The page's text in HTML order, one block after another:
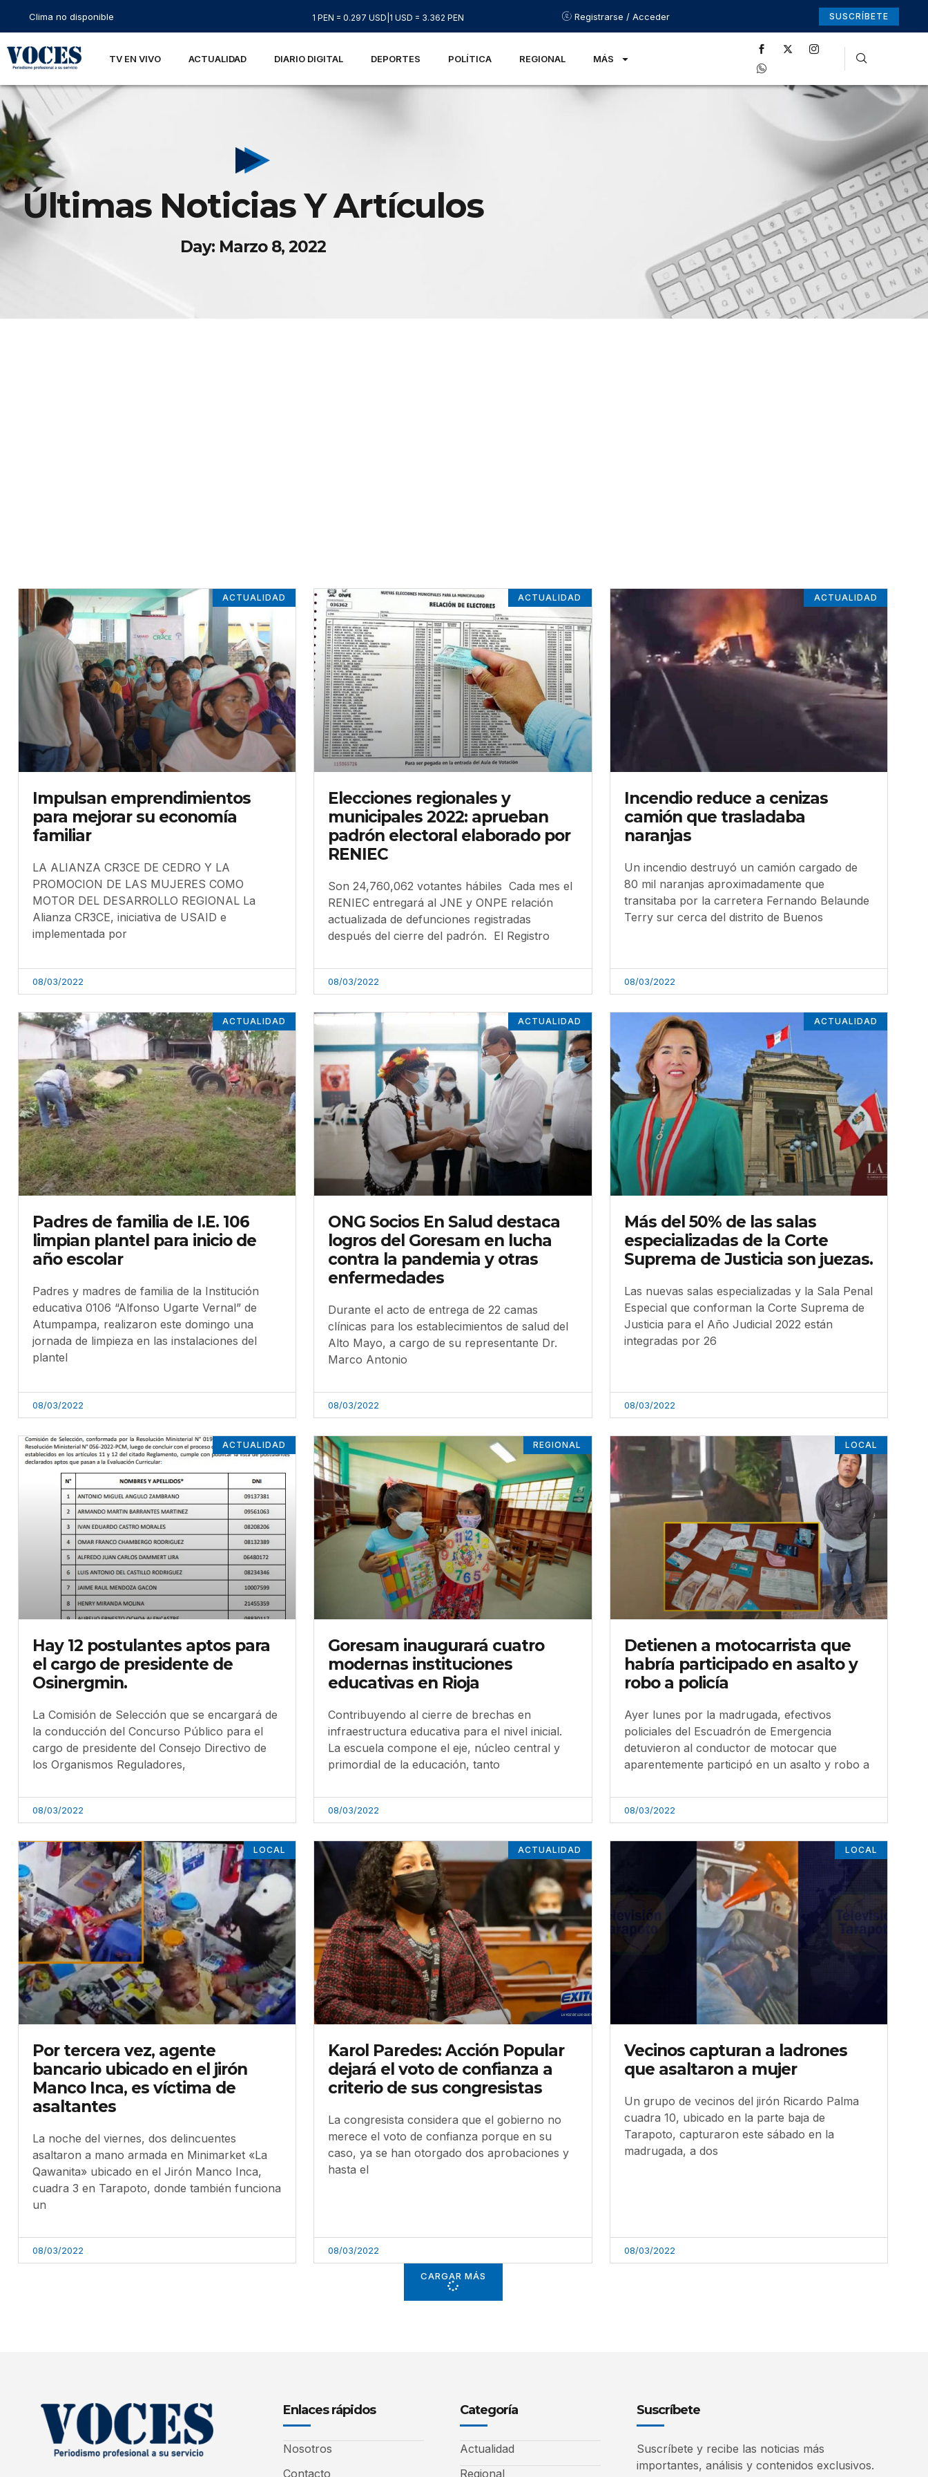
Clima no disponible 1 PEN = 0.297 USD 1 USD = 3.362 PEN Registrarse / Acceder SUSCRÍBETE
TV EN VIVO ACTUALIDAD DIARIO DIGITAL DEPORTES POLÍTICA REGIONAL MÁS
Últimas Noticias Y Artículos
Day: Marzo 8, 2022
ACTUALIDAD
Impulsan emprendimientos
para mejorar su economía
familiar
LA ALIANZA CR3CE DE CEDRO Y LA
PROMOCION DE LAS MUJERES COMO
MOTOR DEL DESARROLLO REGIONAL La
Alianza CR3CE, iniciativa de USAID e
implementada por
08/03/2022
ACTUALIDAD
Elecciones regionales y
municipales 2022: aprueban
padrón electoral elaborado por
RENIEC
Son 24,760,062 votantes hábiles Cada mes el
RENIEC entregará al JNE y ONPE relación
actualizada de defunciones registradas
después del cierre del padrón. El Registro
08/03/2022
ACTUALIDAD
Incendio reduce a cenizas
camión que trasladaba
naranjas
Un incendio destruyó un camión cargado de
80 mil naranjas aproximadamente que
transitaba por la carretera Fernando Belaunde
Terry sur cerca del distrito de Buenos
08/03/2022
ACTUALIDAD
Padres de familia de I.E. 106
limpian plantel para inicio de
año escolar
Padres y madres de familia de la Institución
educativa 0106 “Alfonso Ugarte Vernal” de
Atumpampa, realizaron este domingo una
jornada de limpieza en las instalaciones del
plantel
08/03/2022
ACTUALIDAD
ONG Socios En Salud destaca
logros del Goresam en lucha
contra la pandemia y otras
enfermedades
Durante el acto de entrega de 22 camas
clínicas para los establecimientos de salud del
Alto Mayo, a cargo de su representante Dr.
Marco Antonio
08/03/2022
ACTUALIDAD
Más del 50% de las salas
especializadas de la Corte
Suprema de Justicia son juezas.
Las nuevas salas especializadas y la Sala Penal
Especial que conforman la Corte Suprema de
Justicia para el Año Judicial 2022 están
integradas por 26
08/03/2022
ACTUALIDAD
Hay 12 postulantes aptos para
el cargo de presidente de
Osinergmin.
La Comisión de Selección que se encargará de
la conducción del Concurso Público para el
cargo de presidente del Consejo Directivo de
los Organismos Reguladores,
08/03/2022
REGIONAL
Goresam inaugurará cuatro
modernas instituciones
educativas en Rioja
Contribuyendo al cierre de brechas en
infraestructura educativa para el nivel inicial.
La escuela compone el eje, núcleo central y
primordial de la educación, tanto
08/03/2022
LOCAL
Detienen a motocarrista que
habría participado en asalto y
robo a policía
Ayer lunes por la madrugada, efectivos
policiales del Escuadrón de Emergencia
detuvieron al conductor de motocar que
aparentemente participó en un asalto y robo a
08/03/2022
LOCAL
Por tercera vez, agente
bancario ubicado en el jirón
Manco Inca, es víctima de
asaltantes
La noche del viernes, dos delincuentes
asaltaron a mano armada en Minimarket «La
Qawanita» ubicado en el Jirón Manco Inca,
cuadra 3 en Tarapoto, donde también funciona
un
08/03/2022
ACTUALIDAD
Karol Paredes: Acción Popular
dejará el voto de confianza a
criterio de sus congresistas
La congresista considera que el gobierno no
merece el voto de confianza porque en su
caso, ya se han otorgado dos aprobaciones y
hasta el
08/03/2022
LOCAL
Vecinos capturan a ladrones
que asaltaron a mujer
Un grupo de vecinos del jirón Ricardo Palma
cuadra 10, ubicado en la parte baja de
Tarapoto, capturaron este sábado en la
madrugada, a dos
08/03/2022
CARGAR MÁS
Enlaces rápidos
Nosotros
Contacto
Categoría
Actualidad
Regional
Suscríbete
Suscríbete y recibe las noticias más
importantes, análisis y contenidos exclusivos.